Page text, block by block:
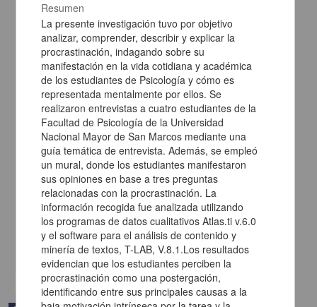
O uso de tabuleiro no ensino de jogadas ensaiadas a praticantes
de futsal
Bender Haydu, Verônica; Bayer, Henrique; de Souza, Silvia Regina;
de Santana, Wilton Carlos - Facultad de Estudios Superiores
Iztacala, UNAM; Universidad de Guadalajara
2015-04-21
Artes y Humanidades
Resumen
La presente investigación tuvo por objetivo
analizar, comprender, describir y explicar la
procrastinación, indagando sobre su
manifestación en la vida cotidiana y académica
de los estudiantes de Psicología y cómo es
representada mentalmente por ellos. Se
realizaron entrevistas a cuatro estudiantes de la
Facultad de Psicología de la Universidad
Nacional Mayor de San Marcos mediante una
guía temática de entrevista. Además, se empleó
un mural, donde los estudiantes manifestaron
sus opiniones en base a tres preguntas
relacionadas con la procrastinación. La
información recogida fue analizada utilizando
los programas de datos cualitativos Atlas.ti v.6.0
y el software para el análisis de contenido y
minería de textos, T-LAB, V.8.1.Los resultados
evidencian que los estudiantes perciben la
procrastinación como una postergación,
identificando entre sus principales causas a la